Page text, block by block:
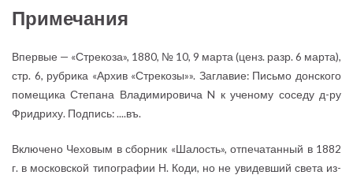
Примечания
Впервые — «Стрекоза», 1880, № 10, 9 марта (ценз. разр. 6 марта),
стр. 6, рубрика «Архив «Стрекозы»». Заглавие: Письмо донского
помещика Степана Владимировича N к ученому соседу д-ру
Фридриху. Подпись: ....въ.
Включено Чеховым в сборник «Шалость», отпечатанный в 1882
г. в московской типографии Н. Коди, но не увидевший света из-